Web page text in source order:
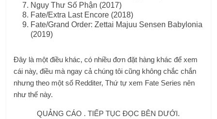
Ngụy Thư Số Phận (2017)
Fate/Extra Last Encore (2018)
Fate/Grand Order: Zettai Majuu Sensen Babylonia
(2019)
Đây là một điều khác, có nhiều đơn đặt hàng khác để xem
cái này, điều mà ngay cả chúng tôi cũng không chắc chắn
nhưng theo một số Redditer, Thứ tự xem Fate Series nên
như thế này.
QUẢNG CÁO . TIẾP TỤC ĐỌC BÊN DƯỚI.